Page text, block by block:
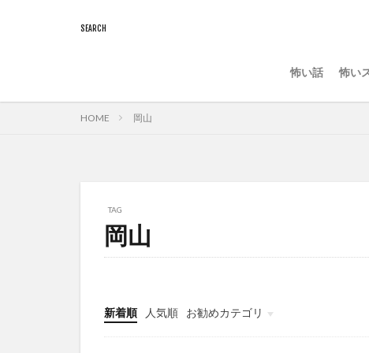
怖い話 怖い
HOME 岡山
TAG
岡山
新着順 人気順
お勧めカテゴリ
陰謀論
怖い話
怖いスポット
謎•不思議
アニメ